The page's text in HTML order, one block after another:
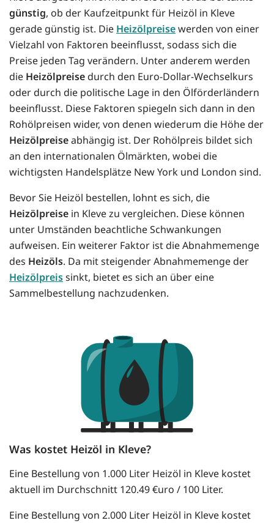
günstig, ob der Kaufzeitpunkt für Heizöl in Kleve
gerade günstig ist. Die Heizölpreisewerden von einer
Vielzahl von Faktoren beeinflusst, sodass sich die
Preise jeden Tag verändern. Unter anderem werden
die Heizölpreise durch den Euro-Dollar-Wechselkurs
oder durch die politische Lage in den Ölförderländern
beeinflusst. Diese Faktoren spiegeln sich dann in den
Rohölpreisen wider, von denen wiederum die Höhe der
Heizölpreiseabhängig ist. Der Rohölpreis bildet sich
an den internationalen Ölmärkten, wobei die
wichtigsten Handelsplätze New York und London sind.
Bevor Sie Heizöl bestellen, lohnt es sich, die
Heizölpreise in Kleve zu vergleichen. Diese können
unter Umständen beachtliche Schwankungen
aufweisen. Ein weiterer Faktor ist die Abnahmemenge
des Heizöls. Da mit steigender Abnahmemenge der
Heizölpreissinkt, bietet es sich an über eine
Sammelbestellung nachzudenken.
Was kostet Heizöl in Kleve?
Eine Bestellung von 1.000 Liter Heizöl in Kleve kostet
aktuell im Durchschnitt 120.49 €uro / 100 Liter.
Eine Bestellung von 2.000 Liter Heizöl in Kleve kostet